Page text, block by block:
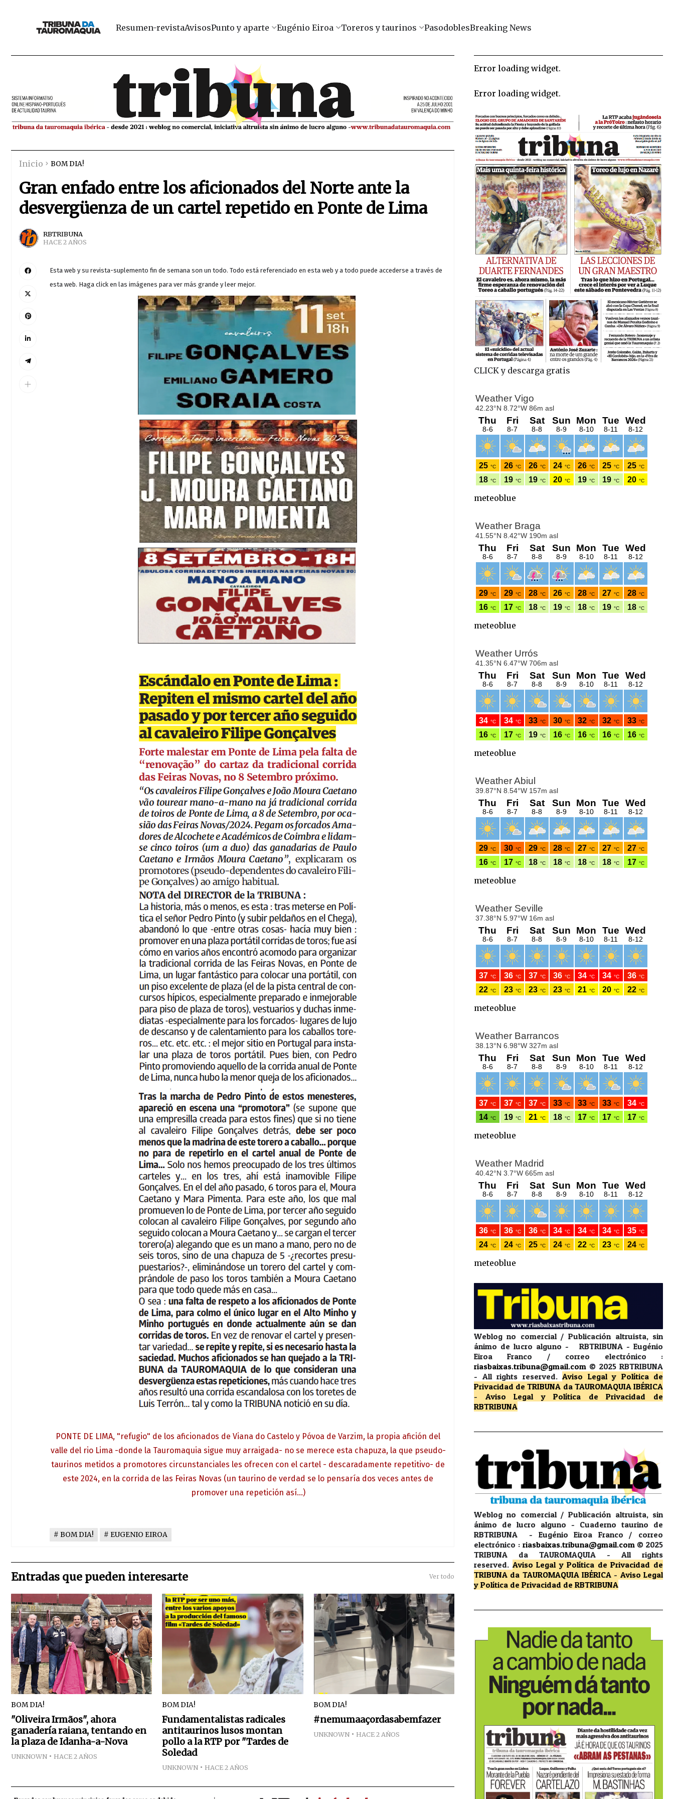
Resumen-revistaAvisosPunto y aparte Eugénio Eiroa Toreros y taurinos PasodoblesBreaking News
Inicio BOM DIA!
Gran enfado entre los aficionados del Norte ante la
desvergüenza de un cartel repetido en Ponte de Lima
RBTRIBUNA
HACE 2 AÑOS
Esta web y su revista-suplemento fin de semana son un todo. Todo está referenciado en esta web y a todo puede accederse a través de
esta web. Haga click en las imágenes para ver más grande y leer mejor.
PONTE DE LIMA, "refugio" de los aficionados de Viana do Castelo y Póvoa de Varzim, la propia afición del
valle del rio Lima -donde la Tauromaquia sigue muy arraigada- no se merece esta chapuza, la que pseudo-
taurinos metidos a promotores circunstanciales les ofrecen con el cartel - descaradamente repetitivo- de
este 2024, en la corrida de las Feiras Novas (un taurino de verdad se lo pensaría dos veces antes de
promover una repetición así...)
BOM DIA! EUGENIO EIROA
Entradas que pueden interesarte Ver todo
BOM DIA!
"Oliveira Irmãos", ahora
ganadería raiana, tentando en
la plaza de Idanha-a-Nova
UNKNOWN HACE 2 AÑOS
BOM DIA!
Fundamentalistas radicales
antitaurinos lusos montan
pollo a la RTP por "Tardes de
Soledad
UNKNOWN HACE 2 AÑOS
BOM DIA!
#nemumaaçordasabemfazer
UNKNOWN HACE 2 AÑOS
Error loading widget.
Error loading widget.
CLICK y descarga gratis
meteoblue
meteoblue
meteoblue
meteoblue
meteoblue
meteoblue
meteoblue
Weblog no comercial / Publicación altruista, sin
ánimo de lucro alguno - RBTRIBUNA - Eugénio
Eiroa Franco / correo electrónico :
riasbaixas.tribuna@gmail.com © 2025 RBTRIBUNA
- All rights reserved. Aviso Legal y Política de
Privacidad de TRIBUNA da TAUROMAQUIA IBÉRICA
- Aviso Legal y Política de Privacidad
de
RBTRIBUNA
Weblog no comercial / Publicación altruista, sin
ánimo de lucro alguno - Cuaderno taurino de
RBTRIBUNA - Eugénio Eiroa Franco / correo
electrónico : riasbaixas.tribuna@gmail.com © 2025
TRIBUNA da TAUROMAQUIA - All rights
reserved. Aviso Legal y Política de Privacidad de
TRIBUNA da TAUROMAQUIA IBÉRICA - Aviso Legal
y Política de Privacidad de RBTRIBUNA